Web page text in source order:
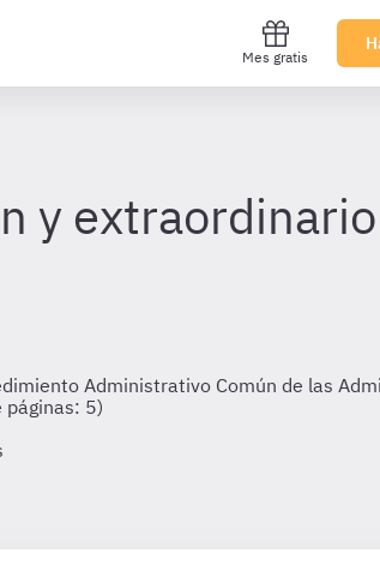
Mes gratis
y
Administrativo Común de las
páginas: 5)